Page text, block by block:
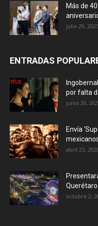
Más de
julio 29,
ENTRADAS
por falta
junio 20,
Envía
abril 23,
octubre 2,